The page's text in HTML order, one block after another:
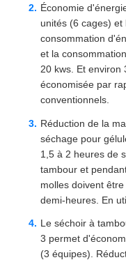
Économie
unités (6 cages) et
consommation
et la
20 kws. Et environ
économisée par
conventionnels.
Réduction de la
séchage pour
1,5 à 2 heures de
tambour et
molles doivent
demi-heures. En
Le séchoir à
3 permet
(3 équipes).